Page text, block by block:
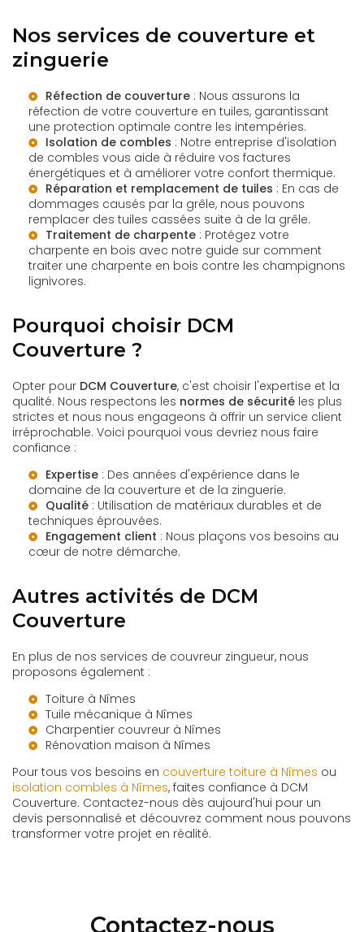
Nos services de couverture et
zinguerie
Réfection de couverture : Nous assurons la
réfection de votre couverture en tuiles, garantissant
une protection optimale contre les intempéries.
Isolation de combles : Notre entreprise d'isolation
de combles vous aide à réduire vos factures
énergétiques et à améliorer votre confort thermique.
Réparation et remplacement de tuiles : En cas de
dommages causés par la grêle, nous pouvons
remplacer des tuiles cassées suite à de la grêle.
Traitement de charpente : Protégez votre
charpente en bois avec notre guide sur comment
traiter une charpente en bois contre les champignons
lignivores.
Pourquoi choisir DCM
Couverture ?
Opter pour DCM Couverture, c'est choisir l'expertise et la
qualité. Nous respectons les normes de sécurité les plus
strictes et nous nous engageons à offrir un service client
irréprochable. Voici pourquoi vous devriez nous faire
confiance :
Expertise : Des années d'expérience dans le
domaine de la couverture et de la zinguerie.
Qualité : Utilisation de matériaux durables et de
techniques éprouvées.
Engagement client : Nous plaçons vos besoins au
cœur de notre démarche.
Autres activités de DCM
Couverture
En plus de nos services de couvreur zingueur, nous
proposons également :
Toiture à Nîmes
Tuile mécanique à Nîmes
Charpentier couvreur à Nîmes
Rénovation maison à Nîmes
Pour tous vos besoins en couverture toiture à Nîmes ou
isolation combles à Nîmes, faites confiance à DCM
Couverture. Contactez-nous dès aujourd'hui pour un
devis personnalisé et découvrez comment nous pouvons
transformer votre projet en réalité.
Contactez-nous